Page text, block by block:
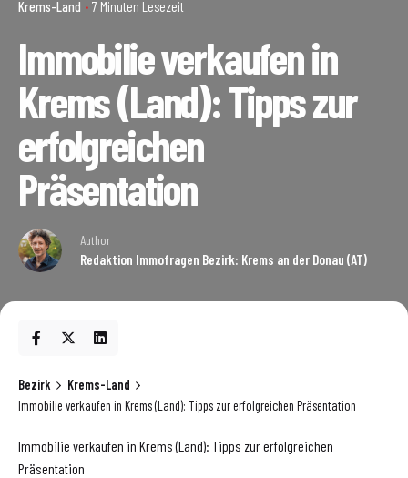
Krems-Land 7 Minuten Lesezeit
Immobilie verkaufen in
Krems (Land): Tipps zur
erfolgreichen
Präsentation
Author
Redaktion Immofragen Bezirk: Krems an der Donau (AT)
Bezirk
Krems-Land
Immobilie verkaufen in Krems (Land): Tipps zur erfolgreichen Präsentation
Immobilie verkaufen in Krems (Land): Tipps zur erfolgreichen
Präsentation